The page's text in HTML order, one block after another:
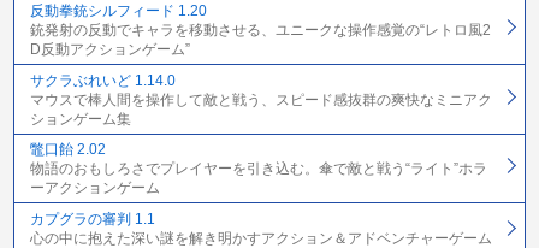
反動拳銃シルフィード 1.20
銃発射の反動でキャラを移動させる、ユニークな操作感覚の“レトロ風2
D反動アクションゲーム”
サクラぶれいど 1.14.0
マウスで棒人間を操作して敵と戦う、スピード感抜群の爽快なミニアク
ションゲーム集
鼈口飴 2.02
物語のおもしろさでプレイヤーを引き込む。傘で敵と戦う“ライト”ホラ
ーアクションゲーム
カプグラの審判 1.1
心の中に抱えた深い謎を解き明かすアクション＆アドベンチャーゲーム